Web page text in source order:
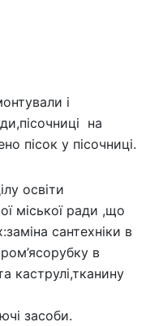
і
на
пісок у пісочниці.
освіти
міської ради ,що
сантехніки в
в
каструлі,тканину
засоби.